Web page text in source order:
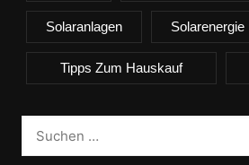
Solaranlagen Solarenergie
Tipps Zum Hauskauf